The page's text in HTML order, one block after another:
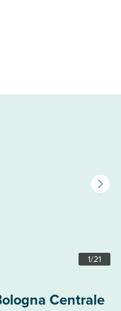
1/21
Centrale